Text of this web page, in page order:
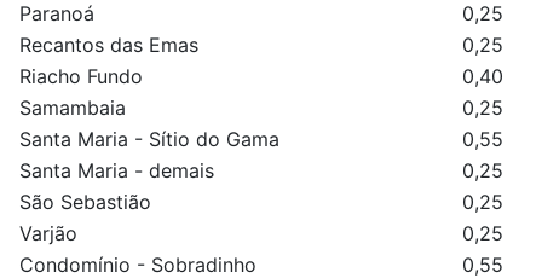
Paranoá
0,25
Recantos das Emas
0,25
Riacho Fundo
0,40
Samambaia
0,25
Santa Maria - Sítio do Gama
0,55
Santa Maria - demais
0,25
São Sebastião
0,25
Varjão
0,25
Condomínio - Sobradinho
0,55